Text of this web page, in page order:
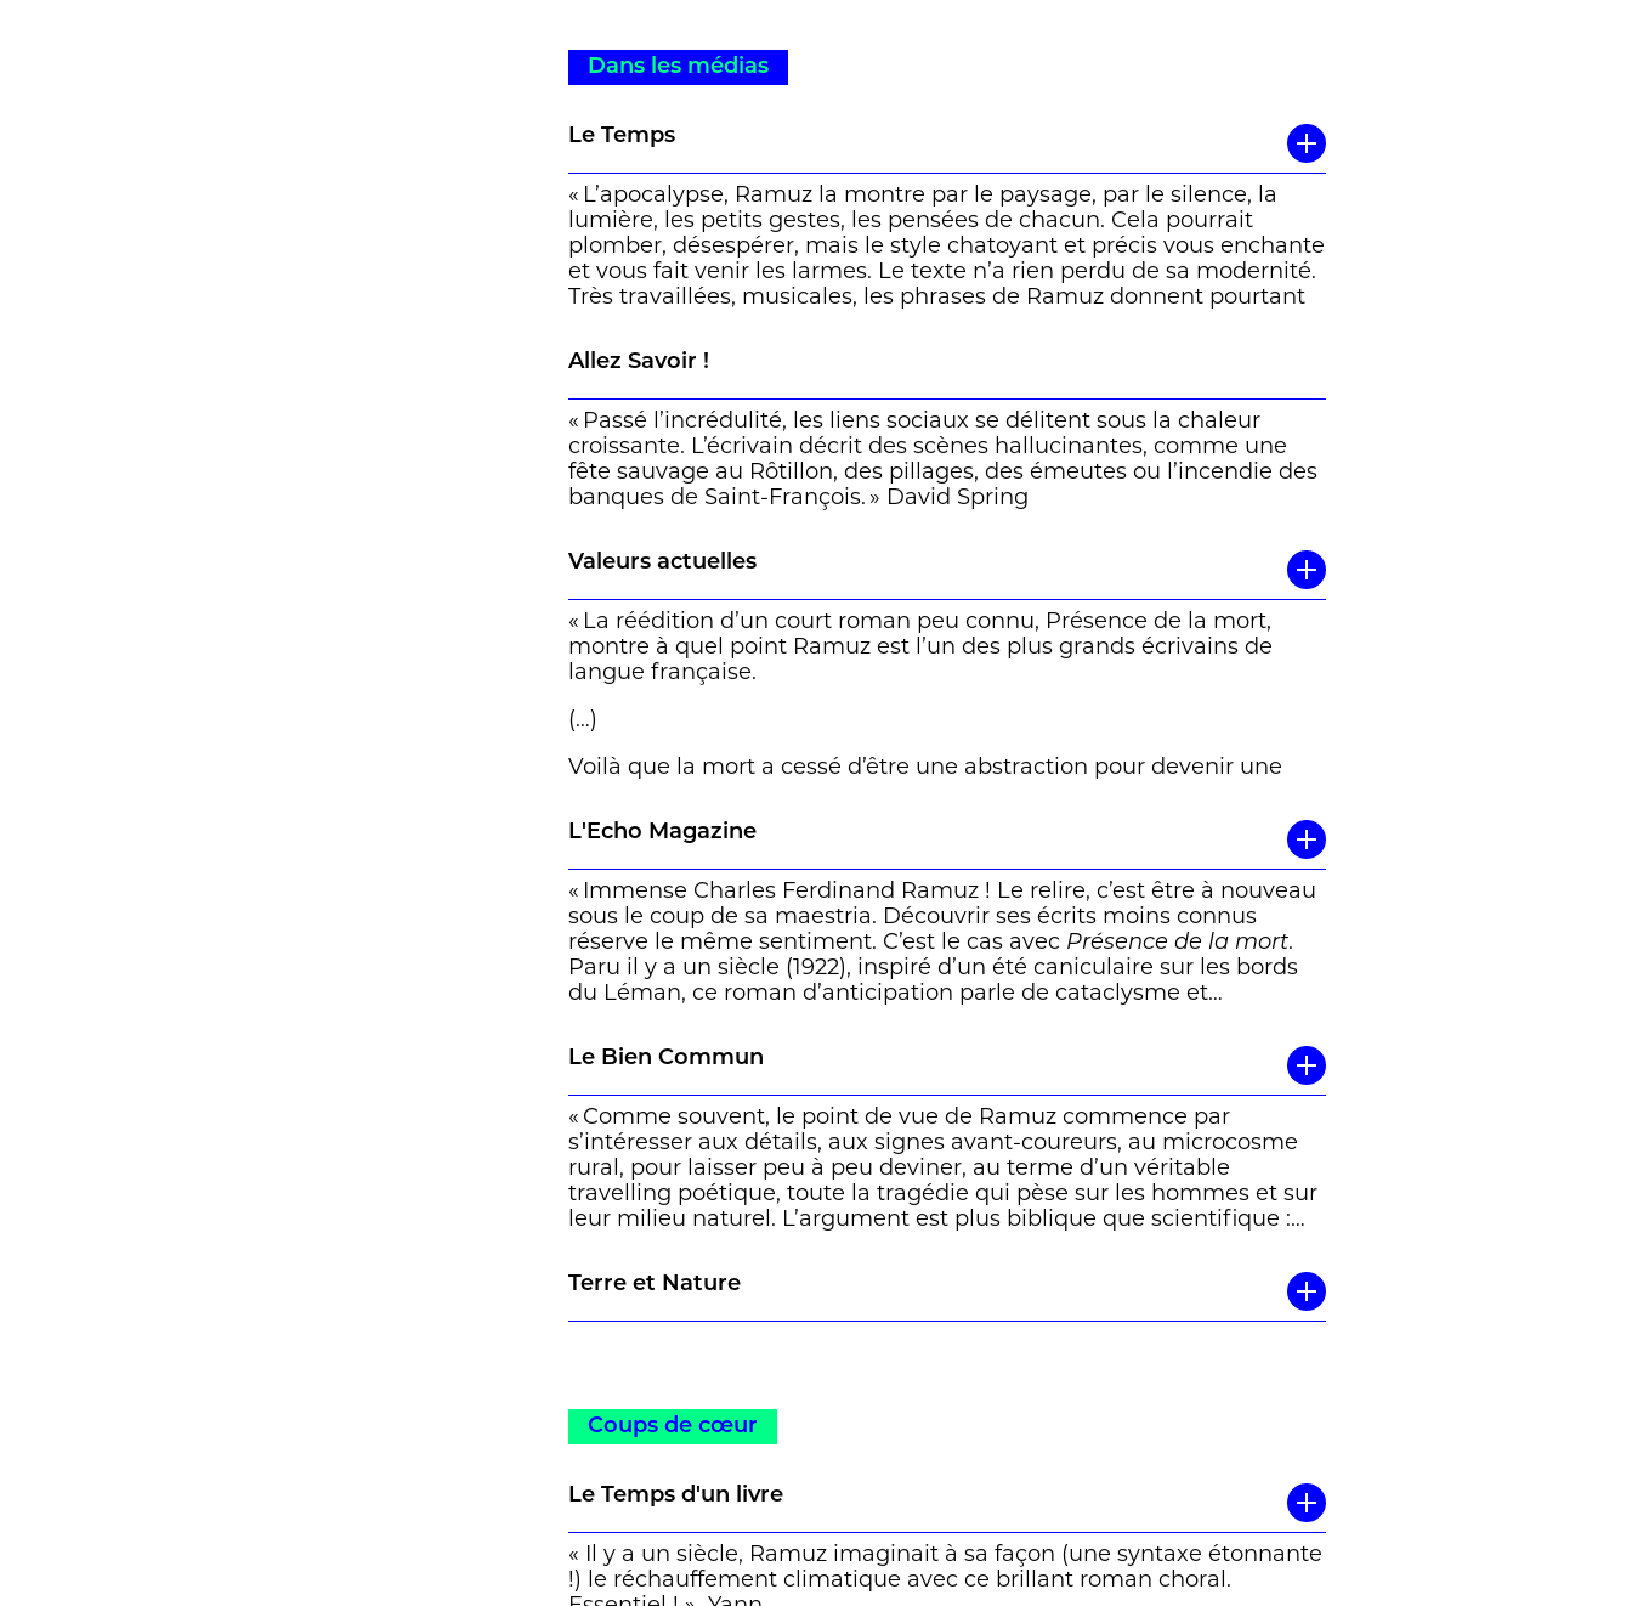
Dans les médias
Le Temps
« L’apocalypse, Ramuz la montre par le paysage, par le silence, la
lumière, les petits gestes, les pensées de chacun. Cela pourrait
plomber, désespérer, mais le style chatoyant et précis vous enchante
et vous fait venir les larmes. Le texte n’a rien perdu de sa modernité.
Très travaillées, musicales, les phrases de Ramuz donnent pourtant
Si la chaleur abrase les différences et rend les hommes égaux, dans
ces pages ce sont les plus humbles qui sont les plus émouvants: un
homme seul avec son enfant; un vieux portant une hotte; un chien
mort au bout de sa chaîne. Tout procure au lecteur (ici comme
ailleurs, car c’est une œuvre universelle) un sentiment de fraternité,
cristallisé dans la dernière phrase du livre, sous la forme d’une
Burri
Allez Savoir !
« Passé l’incrédulité, les liens sociaux se délitent sous la chaleur
croissante. L’écrivain décrit des scènes hallucinantes, comme une
fête sauvage au Rôtillon, des pillages, des émeutes ou l’incendie des
banques de Saint-François. » David Spring
Valeurs actuelles
« La réédition d’un court roman peu connu, Présence de la mort,
montre à quel point Ramuz est l’un des plus grands écrivains de
langue française.
(…)
Voilà que la mort a cessé d’être une abstraction pour devenir une
Eux n’y croient pas ; leurs habitudes les protègent. «
Ils vont dans le
temps comme si le temps devait exister toujours.
» Chacun mourra
comme il pourra, là où l’évidence l’aura surpris : pillage, orgie,
meurtre, sacrifice, suicide, folie, noyade, écrasement, et enfin
l’assouplissement général, sauf quelques-uns, qui à la fin vivront la
mort de leur mort, selon une étrangeté très familière… » Philippe
Barthelet
L'Echo Magazine
« Immense Charles Ferdinand Ramuz ! Le relire, c’est être à nouveau
sous le coup de sa maestria. Découvrir ses écrits moins connus
réserve le même sentiment. C’est le cas avec Présence de la mort.
Paru il y a un siècle (1922), inspiré d’un été caniculaire sur les bords
du Léman, ce roman d’anticipation parle de cataclysme et
surtout des comportements humains, résonne singulièrement à
l’heure du dérèglement climatique. Nous voici sonnés, admiratifs
une fois de plus de l’encre de l’écrivain vaudois. » Thibaut Kaeser
Le Bien Commun
« Comme souvent, le point de vue de Ramuz commence par
s’intéresser aux détails, aux signes avant-coureurs, au microcosme
rural, pour laisser peu à peu deviner, au terme d’un véritable
travelling poétique, toute la tragédie qui pèse sur les hommes et sur
leur milieu naturel. L’argument est plus biblique que scientifique :
Voilà pour l’hypothèse. Ramuz signe ici un roman de science-fiction
qui poétise la fin à travers une succession de portraits bouleversants,
autant de plans fixes, de « miniatures » qui figent cette antichambre
Terre et Nature
Coups de cœur
Le Temps d'un livre
« Il y a un siècle, Ramuz imaginait à sa façon (une syntaxe étonnante
!) le réchauffement climatique avec ce brillant roman choral.